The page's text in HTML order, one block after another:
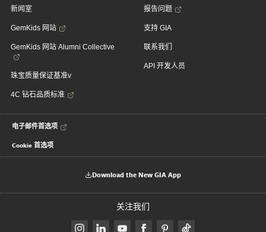
新闻室
GemKids 网站
GemKids 网站 Alumni Collective
珠宝质量保证基准v
4C 钻石品质标准
报告问题
支持 GIA
联系我们
API 开发人员
电子邮件首选项
Cookie 首选项
Download the New GIA App
关注我们